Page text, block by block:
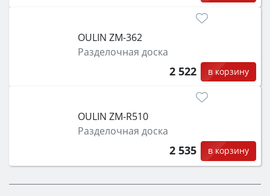
OULIN ZM-362
Разделочная доска
2 522 в корзину
OULIN ZM-R510
Разделочная доска
2 535 в корзину